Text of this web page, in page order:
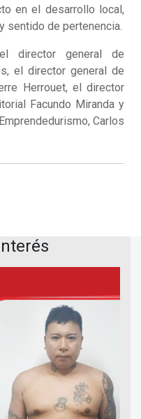
en el desarrollo local,
sentido de pertenencia.
director general de
el director general de
Herrouet, el director
Facundo Miranda y
Carlos